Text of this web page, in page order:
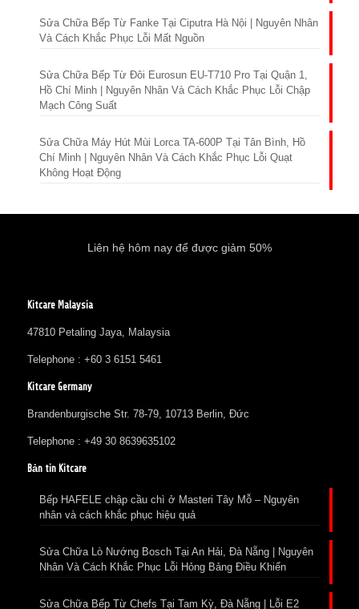
Sửa Chữa Bếp Từ Fanke Tại Ciputra Hà Nội | Nguyên Nhân
Và Cách Khắc Phục Lỗi Mất Nguồn
Sửa Chữa Bếp Từ Đôi Eurosun EU-T710 Pro Tại Quận 1,
Hồ Chí Minh | Nguyên Nhân Và Cách Khắc Phục Lỗi Chập
Mạch Công Suất
Sửa Chữa Máy Hút Mùi Lorca TA-600P Tại Tân Bình, Hồ
Chí Minh | Nguyên Nhân Và Cách Khắc Phục Lỗi Quạt
Không Hoạt Động
Liên hệ hôm nay để được giảm 50%
Kitcare Malaysia
47810 Petaling Jaya, Malaysia
Telephone : +60 3 6151 5461
Kitcare Germany
Brandenburgische Str. 78-79, 10713 Berlin, Đức
Telephone : +49 30 8639635102
Bản tin Kitcare
Bếp HAFELE chập cầu chì ở Masteri Tây Mỗ – Nguyên
nhân và cách khắc phục hiệu quả
Sửa Chữa Lò Nướng Bosch Tại An Hải, Đà Nẵng | Nguyên
Nhân Và Cách Khắc Phục Lỗi Hỏng Bảng Điều Khiển
Sửa Chữa Bếp Từ Chefs Tại Tam Kỳ, Đà Nẵng | Lỗi E2